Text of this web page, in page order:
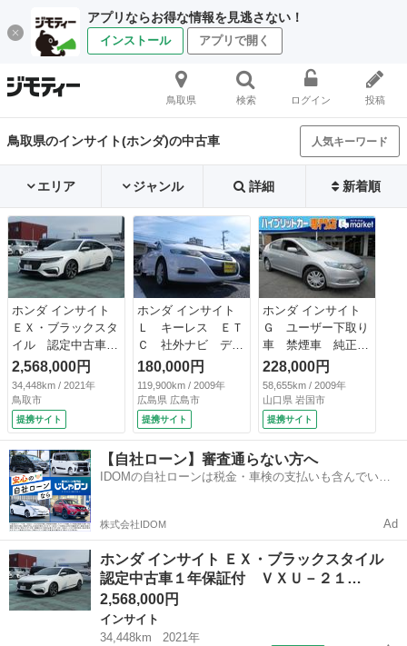
アプリならお得な情報を見逃さない！
インストール アプリで開く
鳥取県 検索 ログイン 投稿
鳥取県のインサイト(ホンダ)の中古車 人気キーワード
エリア ジャンル 詳細 新着順
ホンダ インサイト
ＥＸ・ブラックスタ
イル 認定中古車１
年保証付 ＶＸＵ－
２１７ＳＧｉ ＥＴ
Ｃ２．０ ドライブ
レコーダー前 ブラ
インドスポットイン
フォメーション 衝
突軽減ブレーキ サ
イドエアバック 地
デジチューナー イ
モビライザー ＡＣ
Ｃ （車検整備付）
2,568,000円
34,448km / 2021年
鳥取市
提携サイト
ホンダ インサイト
Ｌ キーレス ＥＴ
Ｃ 社外ナビ デジ
タルインナーミラ
ー 電動格納ミラ
ー オートライト
オートエアコン Ｈ
ＩＤ パワーウィン
ドウ １５インチ
ＧＯＯ鑑定 （車検
整備付）
180,000円
119,900km / 2009年
広島県 広島市
提携サイト
ホンダ インサイト
Ｇ ユーザー下取り
車 禁煙車 純正Ｃ
Ｄオーディオ ステ
アリングリモコン
オートＡＣ キーレ
スエントリー 衝突
安全ボディー 盗難
防止システム （検
8.10）
228,000円
58,655km / 2009年
山口県 岩国市
提携サイト
【自社ローン】審査通らない方へ
IDOMの自社ローンは税金・車検の支払いも含んでいる
株式会社IDOM Ad
ホンダ インサイト ＥＸ・ブラックスタイル
認定中古車１年保証付 ＶＸＵ－２１…
2,568,000円
インサイト
34,448km
2021年